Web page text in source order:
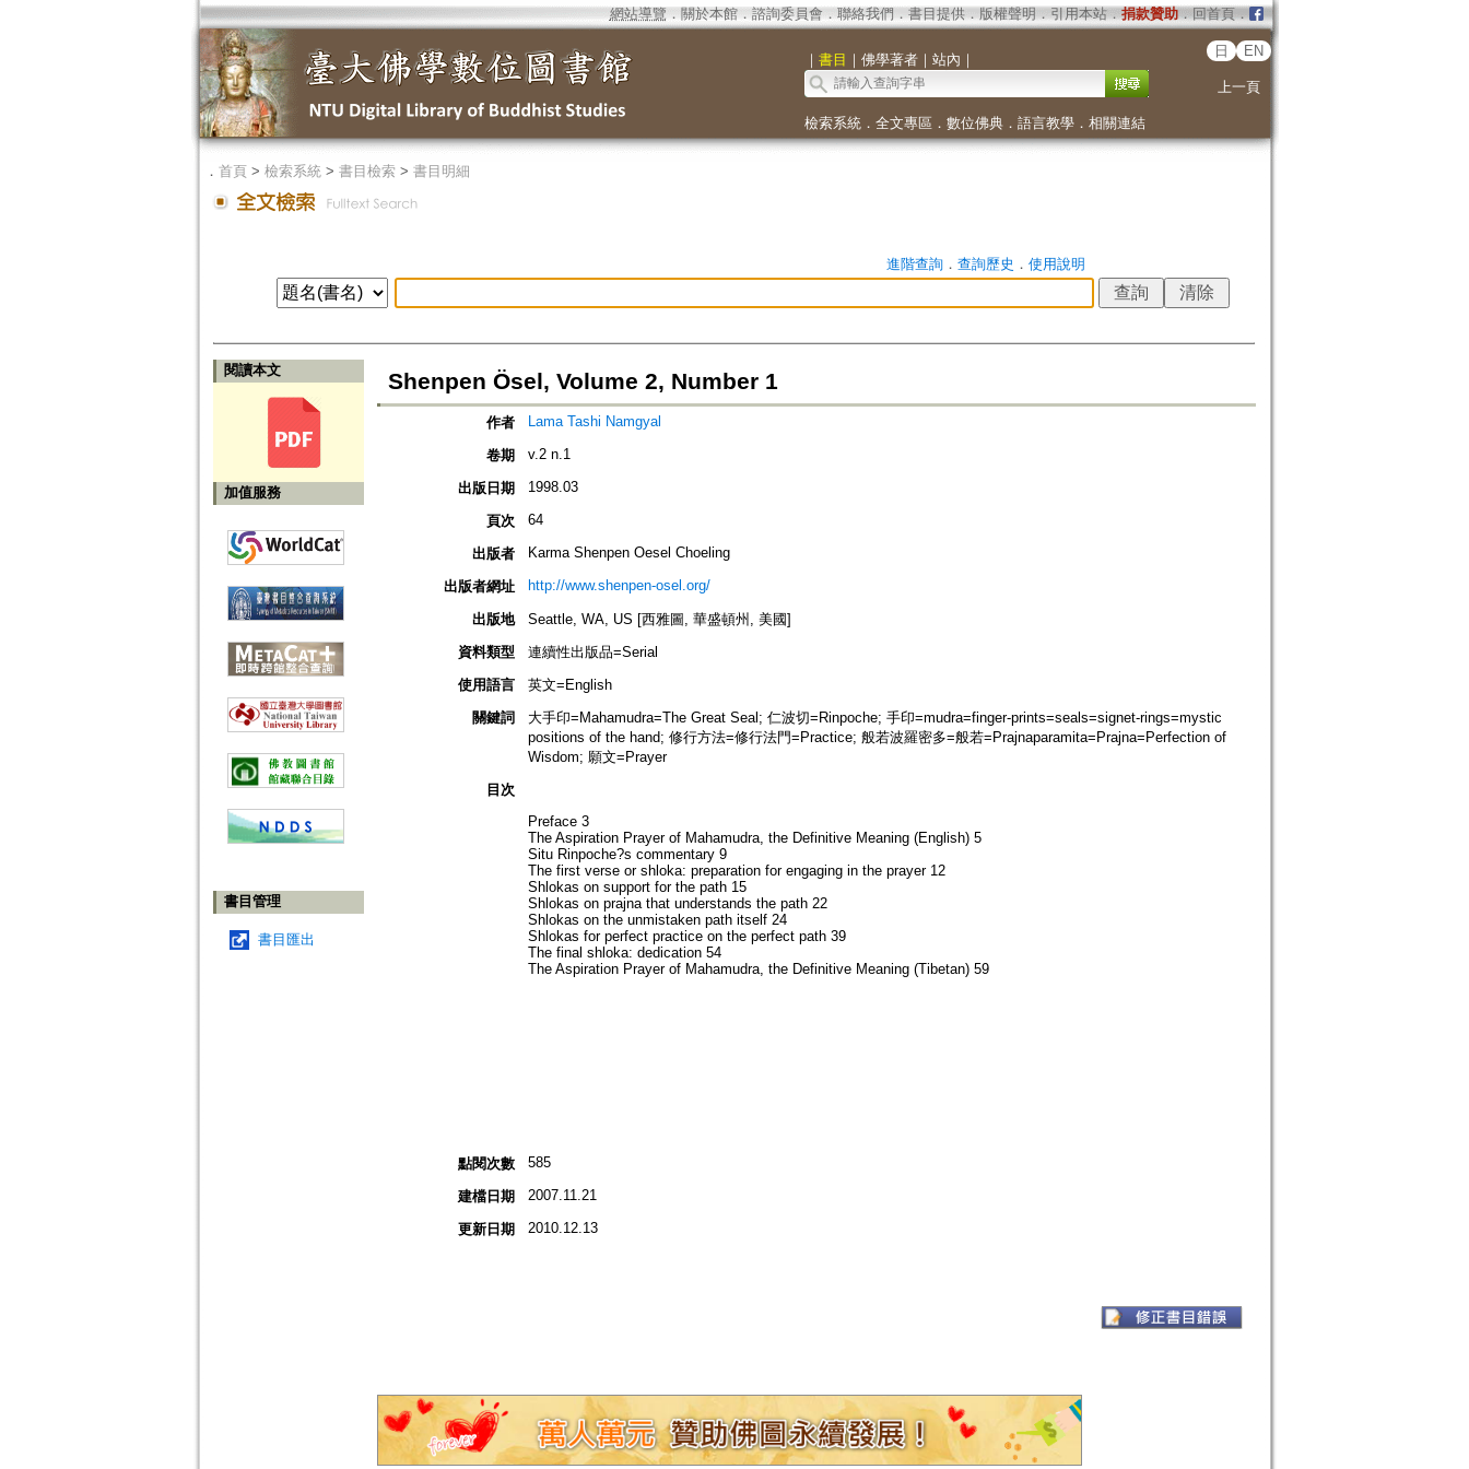
網站導覽 ． 關於本館． 諮詢委員會． 聯絡我們 ． 書目提供． 版權聲明 ． 引用本站． 捐款贊助．回首頁．
｜ 書目 ｜ 佛學著者｜ 站內 ｜
日 EN
上一頁
檢索系統． 全文專區 ． 數位佛典． 語言教學． 相關連結
． 首頁> 檢索系統> 書目檢索> 書目明細
進階查詢． 查詢歷史 ． 使用說明
閱讀本文
加值服務
書目管理
書目匯出
Shenpen Ösel, Volume 2, Number 1
作者 Lama Tashi Namgyal
卷期 v.2 n.1
出版日期 1998.03
頁次 64
出版者 Karma Shenpen Oesel Choeling
出版者網址 http://www.shenpen-osel.org/
出版地
Seattle, WA, US [西雅圖, 華盛頓州, 美國]
資料類型
連續性出版品=Serial
使用語言
英文=English
關鍵詞
大手印=Mahamudra=The Great Seal; 仁波切=Rinpoche; 手印=mudra=finger-prints=seals=signet-rings=mystic
positions of the hand; 修行方法=修行法門=Practice; 般若波羅密多=般若=Prajnaparamita=Prajna=Perfection of
Wisdom; 願文=Prayer
目次
Preface 3
The Aspiration Prayer of Mahamudra, the Definitive Meaning (English) 5
Situ Rinpoche?s commentary 9
The first verse or shloka: preparation for engaging in the prayer 12
Shlokas on support for the path 15
Shlokas on prajna that understands the path 22
Shlokas on the unmistaken path itself 24
Shlokas for perfect practice on the perfect path 39
The final shloka: dedication 54
The Aspiration Prayer of Mahamudra, the Definitive Meaning (Tibetan) 59
點閱次數 585
建檔日期 2007.11.21
更新日期 2010.12.13